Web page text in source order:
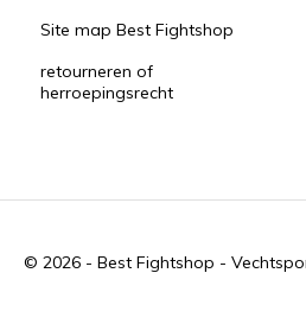
Site map Best Fightshop
retourneren of
herroepingsrecht
© 2026 - Best Fightshop -